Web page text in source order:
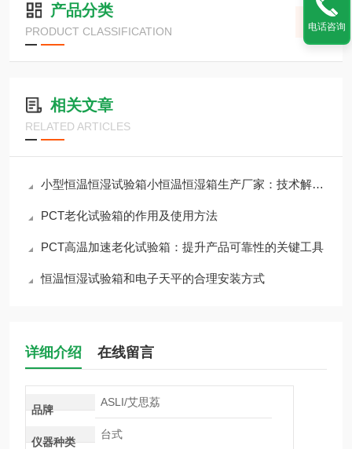
产品分类
PRODUCT CLASSIFICATION
相关文章
RELATED ARTICLES
小型恒温恒湿试验箱小恒温恒湿箱生产厂家：技术解析与选购指南
PCT老化试验箱的作用及使用方法
PCT高温加速老化试验箱：提升产品可靠性的关键工具
恒温恒湿试验箱和电子天平的合理安装方式
详细介绍 在线留言
品牌
ASLI/艾思荔
仪器种类
台式
电话咨询